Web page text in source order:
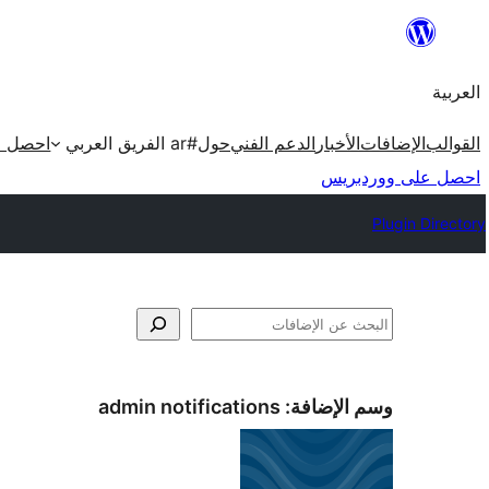
المحتوى
العربية
القوالبالإضافاتالأخبار الدعم الفنيحول#ar الفريق العربي
احصل
احصل على ووردبريس
Plugin Directory
البحث
وسم الإضافة: admin notifications